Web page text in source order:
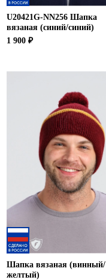
U20421G-NN256 Шапка
вязаная (синий/синий)
1 900 ₽
Шапка вязаная (винный/
желтый)